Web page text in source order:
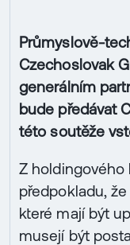
Průmyslově-
Czechoslovak
generálním
bude předávat
této soutěže
Z holdingového
předpokladu,
které mají být
musejí být